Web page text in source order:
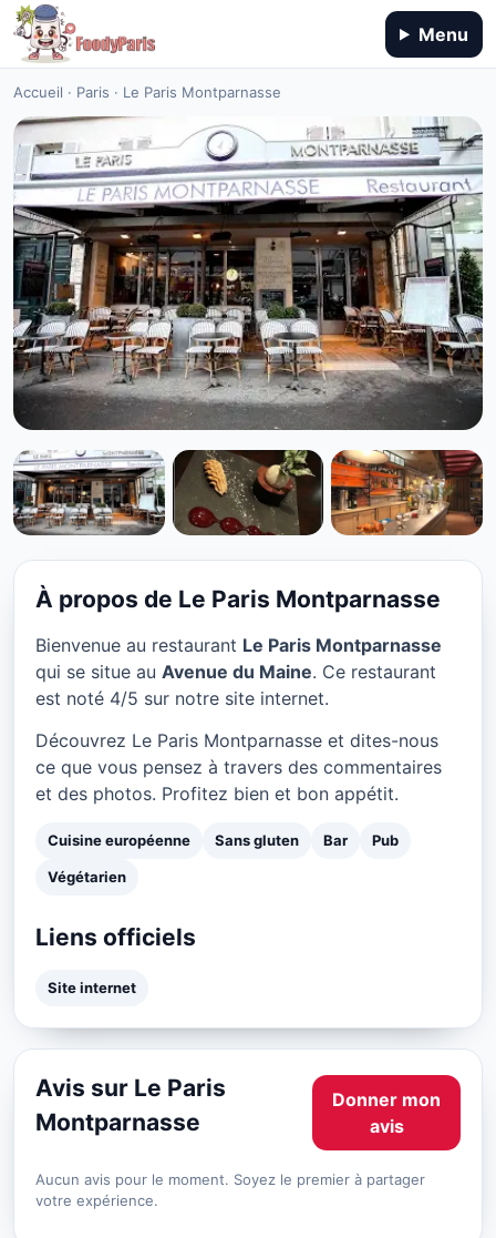
Menu
Accueil · Paris · Le Paris Montparnasse
CUISINE EUROPÉENNE
Le Paris Montparnasse à
Paris
À propos de Le Paris Montparnasse
Bienvenue au restaurant Le Paris Montparnasse
qui se situe au Avenue du Maine. Ce restaurant
est noté 4/5 sur notre site internet.
Découvrez Le Paris Montparnasse et dites-nous
ce que vous pensez à travers des commentaires
et des photos. Profitez bien et bon appétit.
Cuisine européenne Sans gluten Bar Pub
Végétarien
Liens officiels
Site internet
Avis sur Le Paris
Montparnasse
Donner mon
avis
Aucun avis pour le moment. Soyez le premier à partager
votre expérience.